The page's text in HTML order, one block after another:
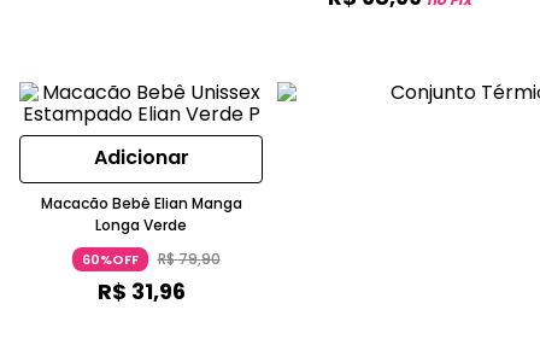
Adicionar
Macacão Bebê Elian Manga
Longa Verde
60%OFF R$79,90
R$ 31,96